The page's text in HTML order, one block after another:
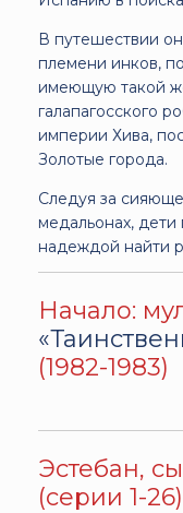
В путешествии
племени инков,
имеющую такой
галапагосского
империи Хива,
Золотые города.
Следуя за
медальонах,
надеждой найти
Начало:
(1982-1983)
Эстебан,
(серии 1-26)